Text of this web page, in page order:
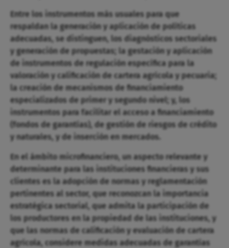
Entre los instrumentos más usuales para que
respaldan la generación y aplicación de políticas
adecuadas, se distinguen, los diagnósticos sectoriales
y generación de propuestas; la gestación y aplicación
de instrumentos de regulación específica para la
valoración y calificación de cartera agrícola y pecuaria;
la creación de mecanismos de financiamiento
especializados de primer y segundo nivel; y, los
instrumentos para facilitar el acceso a financiamiento
(fondos de garantías), de gestión de riesgos de crédito
y naturales, y de inserción en mercados.
En el ámbito microfinanciero, un aspecto relevante y
determinante para las instituciones financieras y sus
clientes es la adopción de normas y reglamentación
pertinentes al sector, que reconozcan la importancia
estratégica sectorial, que admita la participación de
los productores en la propiedad de las instituciones, y
que las normas de calificación y evaluación de cartera
agrícola, considere medidas adecuadas de garantías